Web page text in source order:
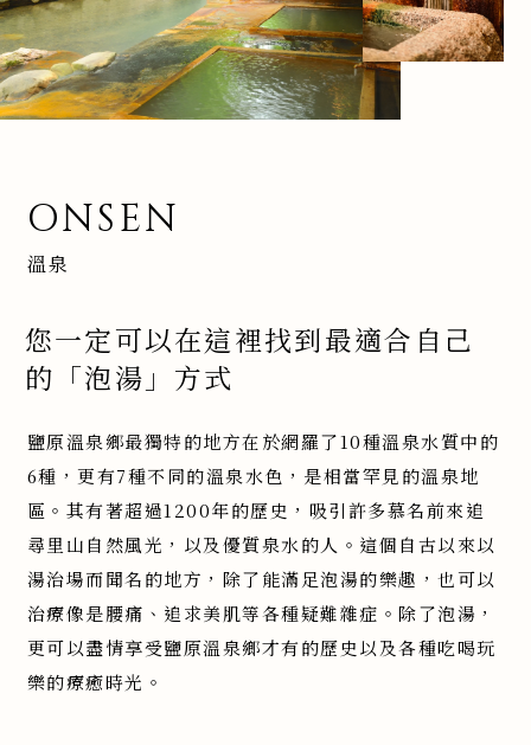
ONSEN
溫泉
您一定可以在這裡找到最適合自己
的「泡湯」方式
鹽原溫泉鄉最獨特的地方在於網羅了10種溫泉水質中的
6種，更有7種不同的溫泉水色，是相當罕見的溫泉地
區。其有著超過1200年的歷史，吸引許多慕名前來追
尋里山自然風光，以及優質泉水的人。這個自古以來以
湯治場而聞名的地方，除了能滿足泡湯的樂趣，也可以
治療像是腰痛、追求美肌等各種疑難雜症。除了泡湯，
更可以盡情享受鹽原溫泉鄉才有的歷史以及各種吃喝玩
樂的療癒時光。